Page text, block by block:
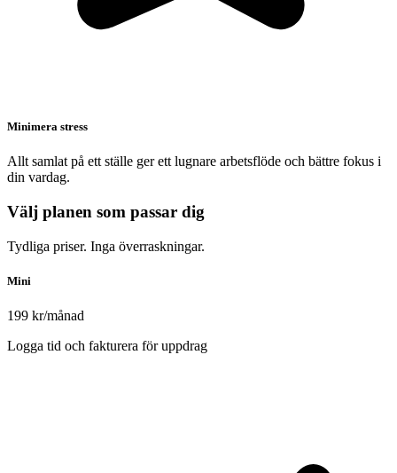
Minimera stress
Allt samlat på ett ställe ger ett lugnare arbetsflöde och bättre fokus i
din vardag.
Välj planen som passar dig
Tydliga priser. Inga överraskningar.
Mini
199 kr/månad
Logga tid och fakturera för uppdrag